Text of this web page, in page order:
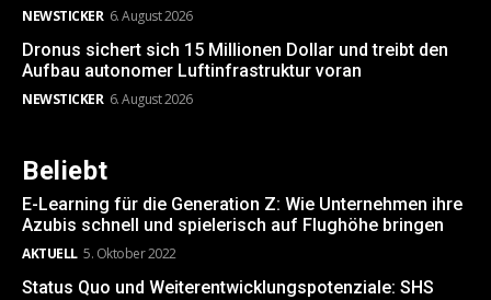
NEWSTICKER 6. August 2026
Dronus sichert sich 15 Millionen Dollar und treibt den
Aufbau autonomer Luftinfrastruktur voran
NEWSTICKER 6. August 2026
Beliebt
E-Learning für die Generation Z: Wie Unternehmen ihre
Azubis schnell und spielerisch auf Flughöhe bringen
AKTUELL 5. Oktober 2022
Status Quo und Weiterentwicklungspotenziale: SHS